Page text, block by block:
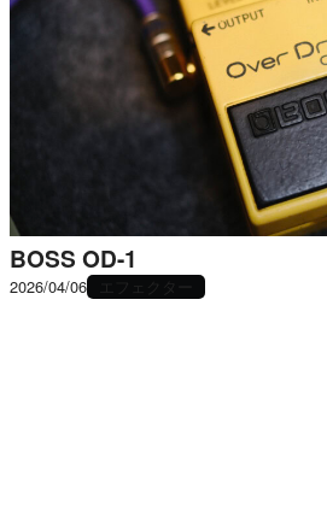
BOSS OD-1
2026/04/06 エフェクター